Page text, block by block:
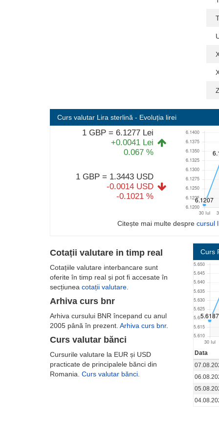
Curs valutar Lira sterlină - Evoluția lirei
1 GBP = 6.1277 Lei
+0.0041 Lei
0.067 %
1 GBP = 1.3443 USD
-0.0014 USD
-0.1021 %
Citește mai multe despre cursul
Cotații valutare in timp real
Cotațiile valutare interbancare sunt
oferite în timp real și pot fi accesate în
secțiunea cotații valutare
Arhiva curs bnr
Arhiva cursului BNR începand cu anul
2005 până în prezent. Arhiva curs bnr.
Curs valutar bănci
Cursurile valutare la EUR și USD
practicate de principalele bănci din
Romania. Curs valutar bănci
Curs
Data